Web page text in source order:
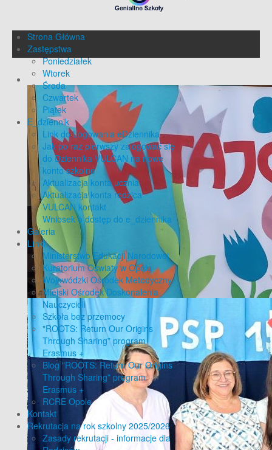
Strona Główna
Zastępstwa
Poniedziałek
Wtorek
Środa
Czwartek
Piątek
E_dziennik
Link do Logowania eDziennika
Jak po raz pierwszy zalogować się
do Dziennika VULCAN na nowe
konto szkolne
Aktualizacja konta ucznia
Aktualizacja konta rodzica
VULCAN kontakt
Wniosek o dostęp do e_dziennika
Galeria
Linki
Ministerstwo Edukacji Narodowej
Kuratorium Oświaty w Opolu
Wojewódzki Ośrodek Metodyczny
Miejski Ośrodek Doskonalenia
Nauczycieli
Szkoła bez przemocy
"ROOTS: Return Our Origins
Through Sharing” program
Erasmus +
Blog "ROOTS: Return Our Origins
Through Sharing” program
Erasmus +
RCRE Opole
Kontakt
Rekrutacja na rok szkolny 2025/2026
Zasady rekrutacji - informacje dla